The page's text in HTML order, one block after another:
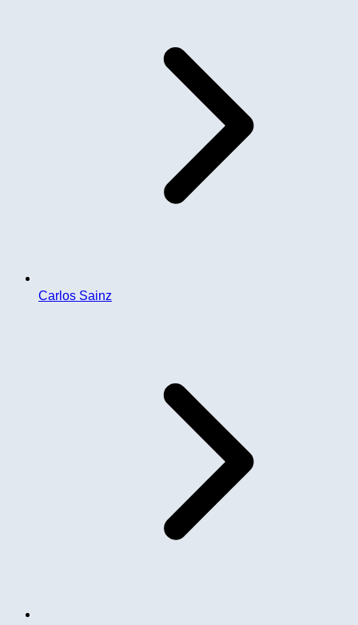
Carlos Sainz